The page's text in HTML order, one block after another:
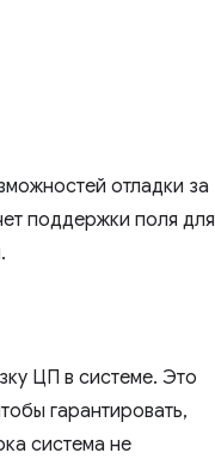
отладки за
поддержки поля для
ЦП в системе. Это
гарантировать,
система не